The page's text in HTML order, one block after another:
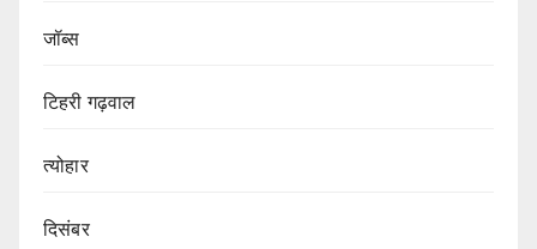
जॉब्स
टिहरी गढ़वाल
त्योहार
दिसंबर